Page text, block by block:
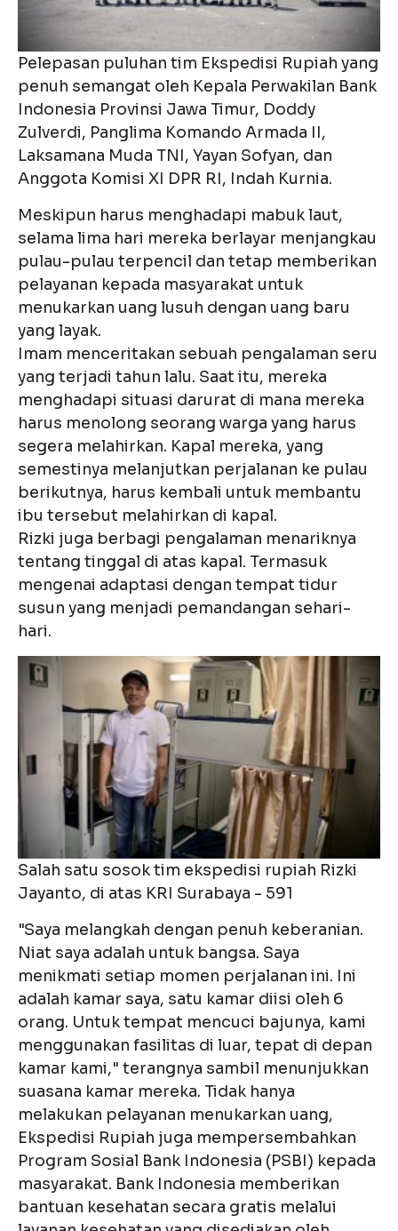
Pelepasan puluhan tim Ekspedisi Rupiah yang
penuh semangat oleh Kepala Perwakilan Bank
Indonesia Provinsi Jawa Timur, Doddy
Zulverdi, Panglima Komando Armada II,
Laksamana Muda TNI, Yayan Sofyan, dan
Anggota Komisi XI DPR RI, Indah Kurnia.
Meskipun harus menghadapi mabuk laut,
selama lima hari mereka berlayar menjangkau
pulau-pulau terpencil dan tetap memberikan
pelayanan kepada masyarakat untuk
menukarkan uang lusuh dengan uang baru
yang layak.
Imam menceritakan sebuah pengalaman seru
yang terjadi tahun lalu. Saat itu, mereka
menghadapi situasi darurat di mana mereka
harus menolong seorang warga yang harus
segera melahirkan. Kapal mereka, yang
semestinya melanjutkan perjalanan ke pulau
berikutnya, harus kembali untuk membantu
ibu tersebut melahirkan di kapal.
Rizki juga berbagi pengalaman menariknya
tentang tinggal di atas kapal. Termasuk
mengenai adaptasi dengan tempat tidur
susun yang menjadi pemandangan sehari-
hari.
Salah satu sosok tim ekspedisi rupiah Rizki
Jayanto, di atas KRI Surabaya - 591
"Saya melangkah dengan penuh keberanian.
Niat saya adalah untuk bangsa. Saya
menikmati setiap momen perjalanan ini. Ini
adalah kamar saya, satu kamar diisi oleh 6
orang. Untuk tempat mencuci bajunya, kami
menggunakan fasilitas di luar, tepat di depan
kamar kami," terangnya sambil menunjukkan
suasana kamar mereka. Tidak hanya
melakukan pelayanan menukarkan uang,
Ekspedisi Rupiah juga mempersembahkan
Program Sosial Bank Indonesia (PSBI) kepada
masyarakat. Bank Indonesia memberikan
bantuan kesehatan secara gratis melalui